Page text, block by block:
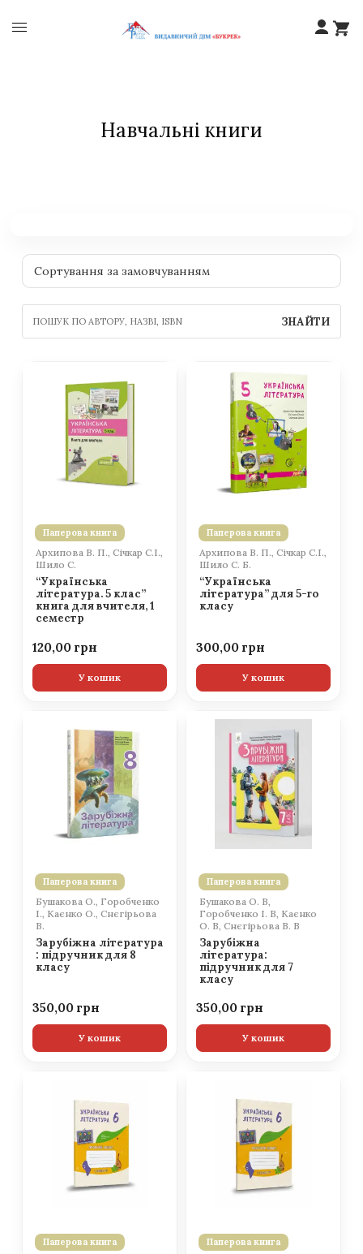
Навчальні книги
ЗНАЙТИ
Паперова книга
Архипова В. П., Січкар С.І.,
Шило С.
“Українська
література. 5 клас”
книга для вчителя, 1
семестр
120,00
У кошик
Паперова книга
Архипова В. П., Січкар С.І.,
Шило С. Б.
“Українська
література” для 5-го
класу
300,00
У кошик
Паперова книга
Бушакова О., Горобченко
І., Каєнко О., Снєгірьова
В.
Зарубіжна література
: підручник для 8
класу
350,00
У кошик
Паперова книга
Бушакова О. В,
Горобченко І. В, Каєнко
О. В, Снєгірьова В. В
Зарубіжна
література:
підручник для 7
класу
350,00
У кошик
Паперова книга Паперова книга